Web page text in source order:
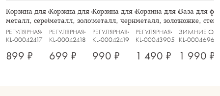
Корзина для фруктов, 27 см,
металл, серебристая, Полосы, Spin
РЕГУЛЯРНАЯ
KL-00042417
899 ₽
Корзина для фруктов, 28 см,
металл, золотистая, Паутина, Spin
РЕГУЛЯРНАЯ
KL-00042418
699 ₽
Корзина для фруктов, 25 см,
металл, черная, Прутья, Spin
РЕГУЛЯРНАЯ
KL-00042419
990 ₽
Корзина для фруктов, 30
металл, золотистая, Grid
РЕГУЛЯРНАЯ
KL-00043905
1 490 ₽
Ваза для
ножке,
ЗИМНИЕ
KL-00046966
1 990 ₽